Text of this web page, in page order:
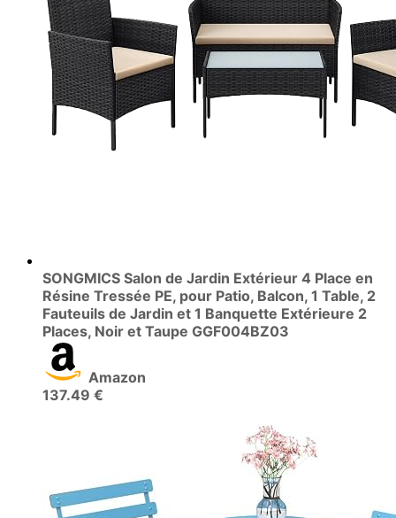
SONGMICS Salon de Jardin Extérieur 4 Place en
Résine Tressée PE, pour Patio, Balcon, 1 Table, 2
Fauteuils de Jardin et 1 Banquette Extérieure 2
Places, Noir et Taupe GGF004BZ03
Amazon
137.49 €